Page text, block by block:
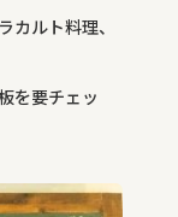
カルト料理、
を要チェッ